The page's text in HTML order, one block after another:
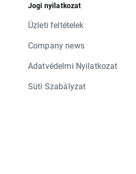
Jogi nyilatkozat
Üzleti feltételek
Company news
Adatvédelmi Nyilatkozat
Süti Szabályzat